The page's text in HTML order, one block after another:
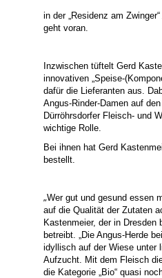
in der „Residenz am
geht voran.
Inzwischen tüftelt Gerd
innovativen „Speise-
dafür die Lieferanten aus.
Angus-Rinder-Damen auf
Dürröhrsdorfer Fleisch- und
wichtige Rolle.
Bei ihnen hat Gerd
bestellt.
„Wer gut und gesund essen
auf die Qualität der Zutaten
Kastenmeier, der in
betreibt. „Die Angus-Herde
idyllisch auf der Wiese unter
Aufzucht. Mit dem Fleisch
die Kategorie „Bio“ quasi